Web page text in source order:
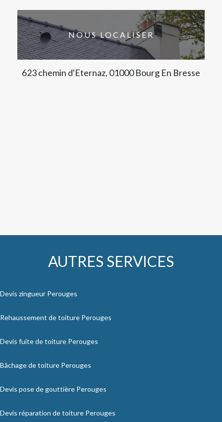
NOUS LOCALISER
623 chemin d'Eternaz, 01000 Bourg En Bresse
AUTRES SERVICES
Devis zingueur Perouges
Rehaussement de toiture Perouges
Devis fuite de toiture Perouges
Bâchage de toiture Perouges
Devis pose de gouttière Perouges
Devis réparation de toiture Perouges